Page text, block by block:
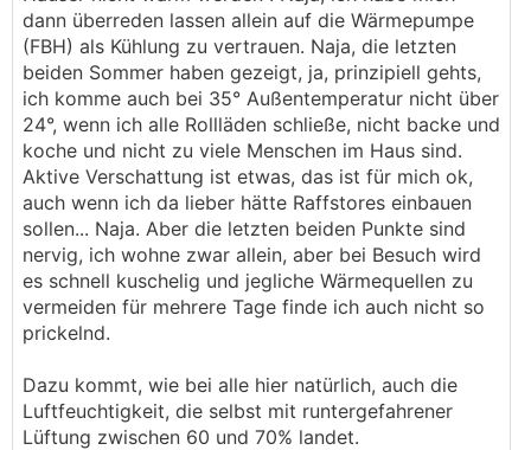
dann überreden lassen allein auf die Wärmepumpe
(FBH) als Kühlung zu vertrauen. Naja, die letzten
beiden Sommer haben gezeigt, ja, prinzipiell gehts,
ich komme auch bei 35° Außentemperatur nicht über
24°, wenn ich alle Rollläden schließe, nicht backe und
koche und nicht zu viele Menschen im Haus sind.
Aktive Verschattung ist etwas, das ist für mich ok,
auch wenn ich da lieber hätte Raffstores einbauen
sollen... Naja. Aber die letzten beiden Punkte sind
nervig, ich wohne zwar allein, aber bei Besuch wird
es schnell kuschelig und jegliche Wärmequellen zu
vermeiden für mehrere Tage finde ich auch nicht so
prickelnd.
Dazu kommt, wie bei alle hier natürlich, auch die
Luftfeuchtigkeit, die selbst mit runtergefahrener
Lüftung zwischen 60 und 70% landet.